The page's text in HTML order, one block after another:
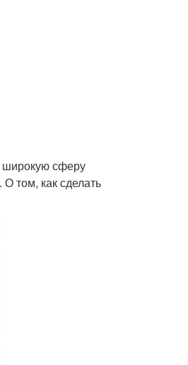
широкую сферу
том, как сделать